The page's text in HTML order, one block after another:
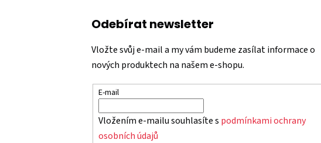
Odebírat newsletter
Vložte svůj e-mail a my vám budeme zasílat informace o
nových produktech na našem e-shopu.
E-mail
Vložením e-mailu souhlasíte s podmínkami ochrany
osobních údajů